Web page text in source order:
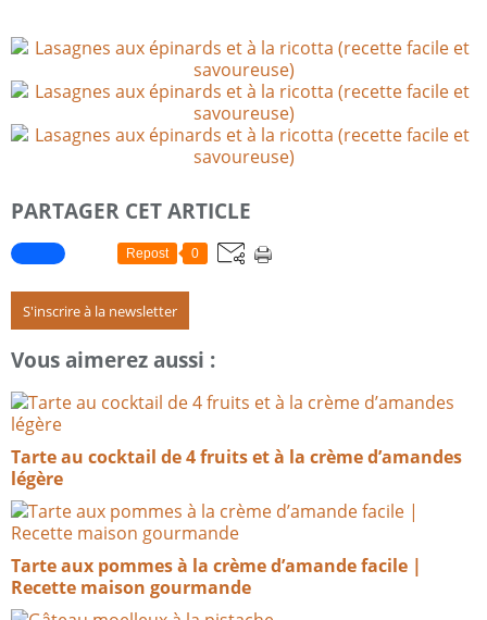
PARTAGER CET ARTICLE
Repost 0
S'inscrire à la newsletter
Vous aimerez aussi :
Tarte au cocktail de 4 fruits et à la crème d’amandes
légère
Tarte aux pommes à la crème d’amande facile |
Recette maison gourmande